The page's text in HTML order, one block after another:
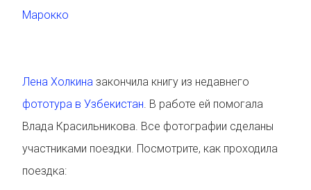
Марокко
Лена Холкина закончила книгу из недавнего
фототура в Узбекистан. В работе ей помогала
Влада Красильникова. Все фотографии сделаны
участниками поездки. Посмотрите, как проходила
поездка: